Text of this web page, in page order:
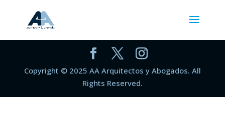
Copyright © 2025 AA Arquitectos y Abogados. All
Rights Reserved.